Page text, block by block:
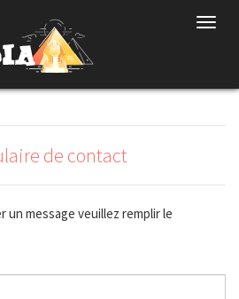
de contact
un message veuillez remplir le